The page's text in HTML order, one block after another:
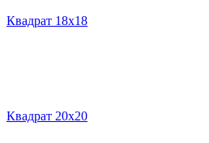
Квадрат 18х18
Квадрат 20х20